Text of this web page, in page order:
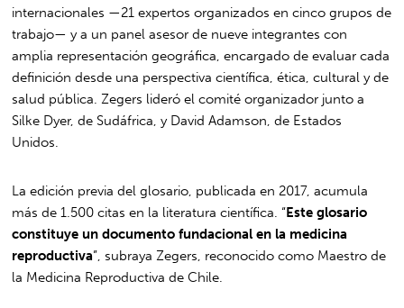
internacionales —21 expertos organizados en cinco grupos de
trabajo— y a un panel asesor de nueve integrantes con
amplia representación geográfica, encargado de evaluar cada
definición desde una perspectiva científica, ética, cultural y de
salud pública. Zegers lideró el comité organizador junto a
Silke Dyer, de Sudáfrica, y David Adamson, de Estados
Unidos.
La edición previa del glosario, publicada en 2017, acumula
más de 1.500 citas en la literatura científica. “Este glosario
constituye un documento fundacional en la medicina
reproductiva”, subraya Zegers, reconocido como Maestro de
la Medicina Reproductiva de Chile.